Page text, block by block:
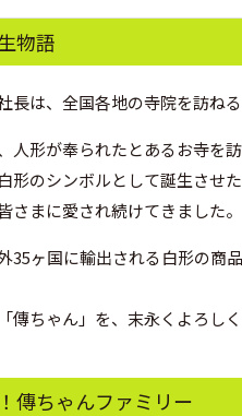
物語
長は、全国各地の寺院を訪ね
人形が奉られたとあるお寺を
形のシンボルとして誕生させた
さまに愛され続けてきました。
35ヶ国に輸出される白形の商
傳ちゃん」を、末永くよろしく
傳ちゃんファミリー